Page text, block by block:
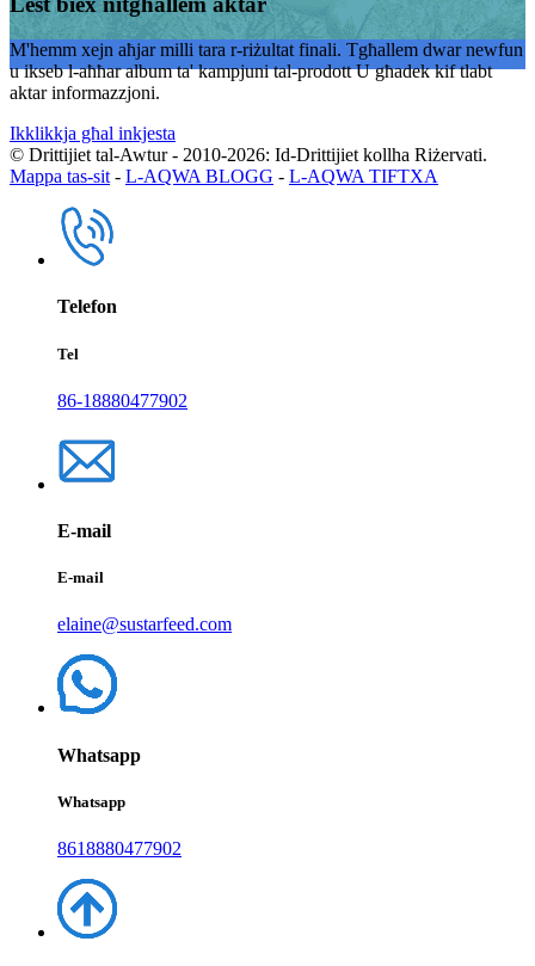
M'hemm xejn aħjar milli tara r-riżultat finali. Tgħallem dwar newfun
u ikseb l-aħħar album ta' kampjuni tal-prodott U għadek kif tlabt
aktar informazzjoni.
Ikklikkja għal inkjesta
© Drittijiet tal-Awtur - 2010-2026: Id-Drittijiet kollha Riżervati.
Mappa tas-sit - L-AQWA BLOGG - L-AQWA TIFTXA
Telefon
Tel
86-18880477902
E-mail
E-mail
elaine@sustarfeed.com
Whatsapp
Whatsapp
8618880477902